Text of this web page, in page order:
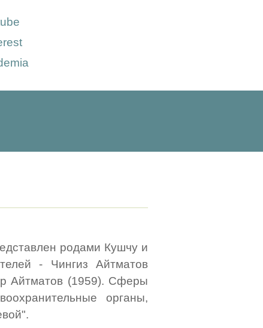
родами Кушчу и
- Чингиз Айтматов
Айтматов (1959). Сферы
органы,